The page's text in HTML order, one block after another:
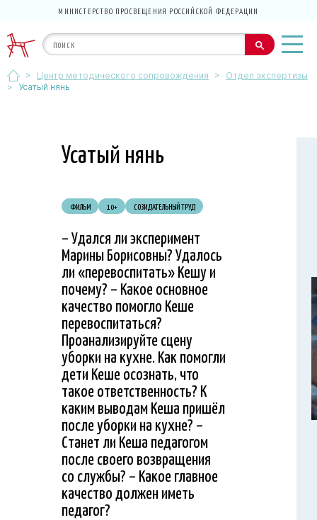
МИНИСТЕРСТВО ПРОСВЕЩЕНИЯ РОССИЙСКОЙ ФЕДЕРАЦИИ
> Центр методического сопровождения >
Отдел экспертизы
>
Усатый нянь
Усатый нянь
ФИЛЬМ 10+ СОЗИДАТЕЛЬНЫЙ ТРУД
– Удался ли эксперимент
Марины Борисовны? Удалось
ли «перевоспитать» Кешу и
почему? – Какое основное
качество помогло Кеше
перевоспитаться?
Проанализируйте сцену
уборки на кухне. Как помогли
дети Кеше осознать, что
такое ответственность? К
каким выводам Кеша пришёл
после уборки на кухне? –
Станет ли Кеша педагогом
после своего возвращения
со службы? – Какое главное
качество должен иметь
педагог?